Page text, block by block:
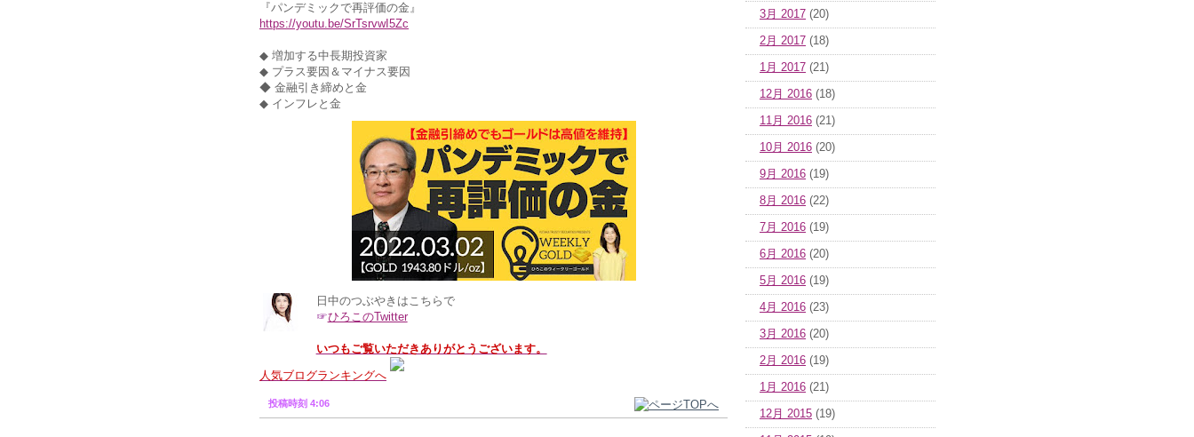
『パンデミックで再評価の金』
https://youtu.be/SrTsrvwI5Zc
◆ 増加する中長期投資家
◆ プラス要因＆マイナス要因
◆ 金融引き締めと金
◆ インフレと金
日中のつぶやきはこちらで
☞ひろこのTwitter
いつもご覧いただきありがとうございます。
人気ブログランキングへ
投稿時刻 4:06
3月 2017 (20)
2月 2017 (18)
1月 2017 (21)
12月 2016 (18)
11月 2016 (21)
10月 2016 (20)
9月 2016 (19)
8月 2016 (22)
7月 2016 (19)
6月 2016 (20)
5月 2016 (19)
4月 2016 (23)
3月 2016 (20)
2月 2016 (19)
1月 2016 (21)
12月 2015 (19)